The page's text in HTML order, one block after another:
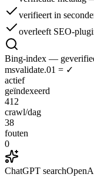
verifieert in
overleeft SEO-
Bing-index —
msvalidate.01 = ✓
actief
geïndexeerd
412
crawl/dag
38
fouten
0
ChatGPT search